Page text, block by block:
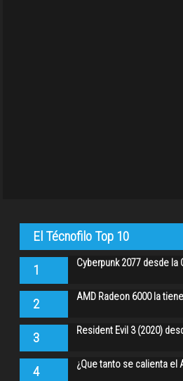
El Técnofilo Top 10
1 Cyberpunk 2077 desde la
2 AMD Radeon 6000 la
3 Resident Evil 3 (2020)
4 ¿Que tanto se calienta el